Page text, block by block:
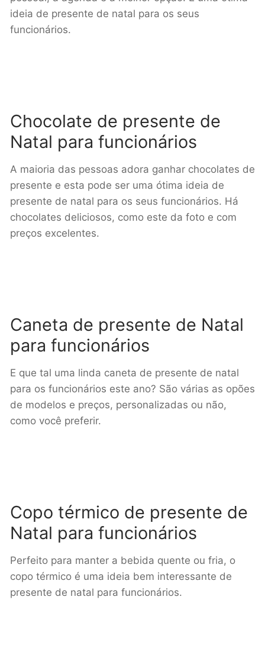
ideia de presente de natal para os seus
funcionários.
Chocolate de presente de
Natal para funcionários
A maioria das pessoas adora ganhar chocolates de
presente e esta pode ser uma ótima ideia de
presente de natal para os seus funcionários. Há
chocolates deliciosos, como este da foto e com
preços excelentes.
Caneta de presente de Natal
para funcionários
E que tal uma linda caneta de presente de natal
para os funcionários este ano? São várias as opões
de modelos e preços, personalizadas ou não,
como você preferir.
Copo térmico de presente de
Natal para funcionários
Perfeito para manter a bebida quente ou fria, o
copo térmico é uma ideia bem interessante de
presente de natal para funcionários.